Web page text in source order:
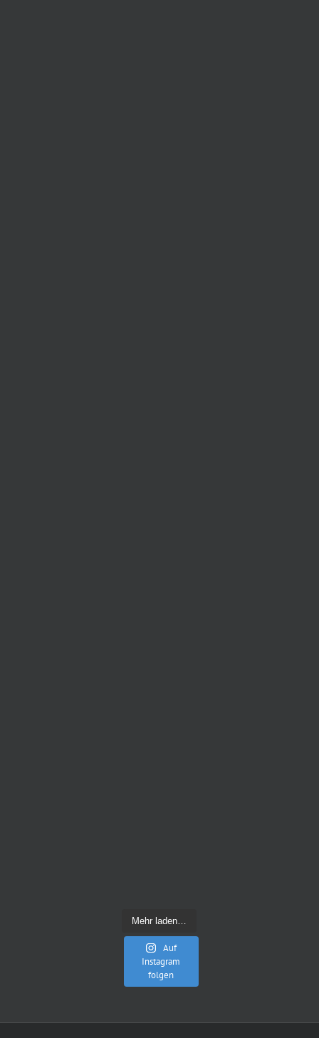
Mehr laden…
Auf
Instagram
folgen